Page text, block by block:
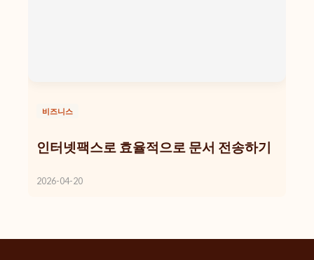
비즈니스
인터넷팩스로 효율적으로 문서 전송하기
2026-04-20